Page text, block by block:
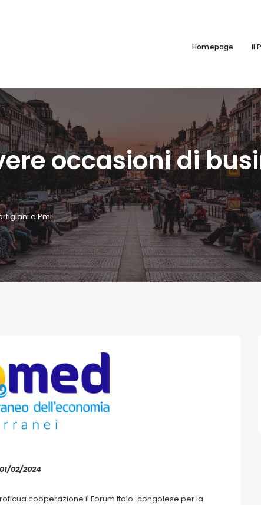
Homepage Il
occasioni di
e Pmi
02/2024
cooperazione il Forum italo-congolese per la